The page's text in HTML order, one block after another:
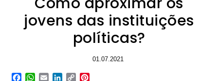
jovens das instituições
políticas?
01.07.2021
Facebook
WhatsApp
EmailLinkedIn
Copy